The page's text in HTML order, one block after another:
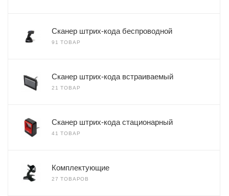
Сканер штрих-кода беспроводной
91 ТОВАР
Сканер штрих-кода встраиваемый
21 ТОВАР
Сканер штрих-кода стационарный
41 ТОВАР
Комплектующие
27 ТОВАРОВ